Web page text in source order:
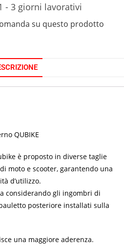
- 3 giorni lavorativi
su questo prodotto
QUBIKE
è proposto in diverse taglie
moto e scooter, garantendo una
d’utilizzo.
considerando gli ingombri di
posteriore installati sulla
una maggiore aderenza.